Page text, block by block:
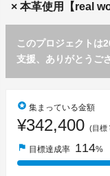
× 本革使用【real
このプロジェクトは
支援、ありがとうご
stars 集まっている金額
¥342,400 (目標
flag 目標達成率 114%